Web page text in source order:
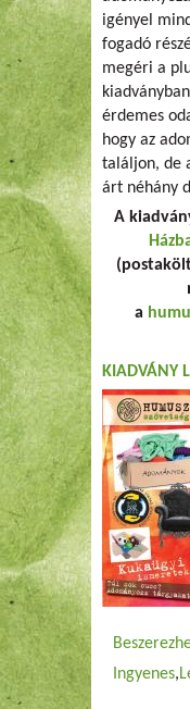
igényel
fogadó
megéri a
érdemes
hogy az
találjon, de
árt néhány
A
a
KIADVÁNY
Ingyenes